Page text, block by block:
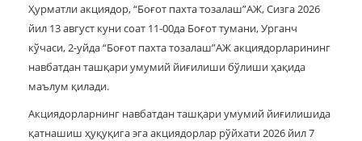
Ҳурматли акциядор, “Боғот пахта тозалаш”АЖ, Сизга 2026
йил 13 август куни соат 11-00да Боғот тумани, Урганч
кўчаси, 2-уйда “Боғот пахта тозалаш”АЖ акциядорларининг
навбатдан ташқари умумий йиғилиши бўлиши ҳақида
маълум қилади.
Акциядорларнинг навбатдан ташқари умумий йиғилишида
қатнашиш ҳуқуқига эга акциядорлар рўйхати 2026 йил 7